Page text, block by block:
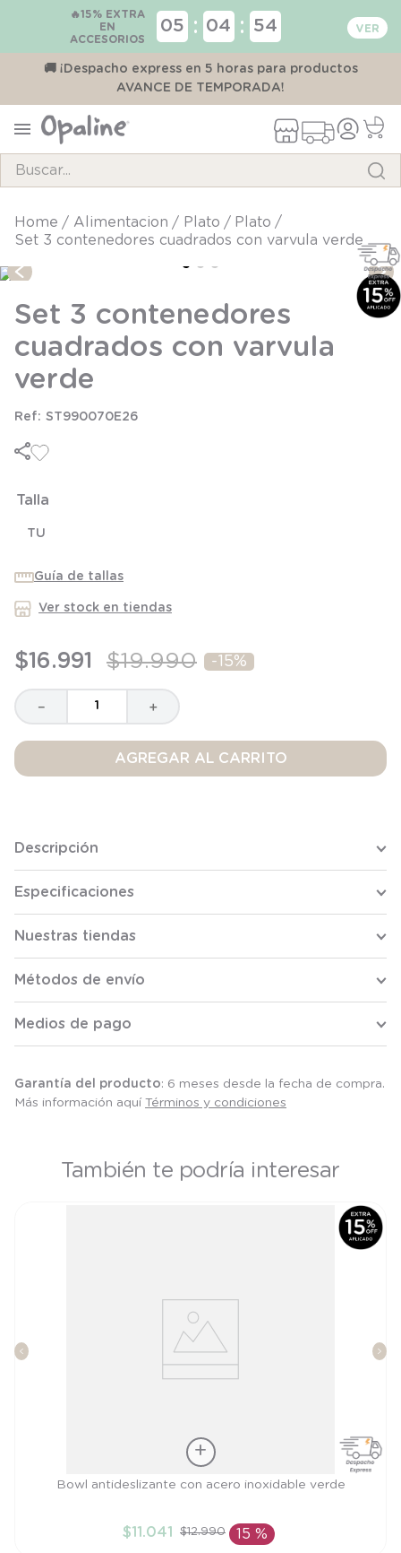
🔥15% EXTRA
EN
ACCESORIOS
05 : 04 : 54
🚚 ¡Despacho express en 5 horas para productos
AVANCE DE TEMPORADA!
alimentacion plato
plato
Set 3 contenedores cuadrados con varvula verde
Set 3 contenedores
cuadrados con varvula
verde
ST990070E26
Talla
TU
Guía de tallas
Ver stock en tiendas
$16.991 $19.990 -15%
＋
－
AGREGAR AL CARRITO
Descripción
Especificaciones
Nuestras tiendas
Métodos de envío
Medios de pago
Garantía del producto: 6 meses desde la fecha de compra.
Más información aquí Términos y condiciones
También te podría interesar
AÑADIR AL CARRITO
Bowl antideslizante con acero inoxidable verde
$11 .041 $12.990 15 %
TÉRMINOS MÁS BUSCADOS
3.
zapatillas
4
body
5.
panty
6
manta
9.
10